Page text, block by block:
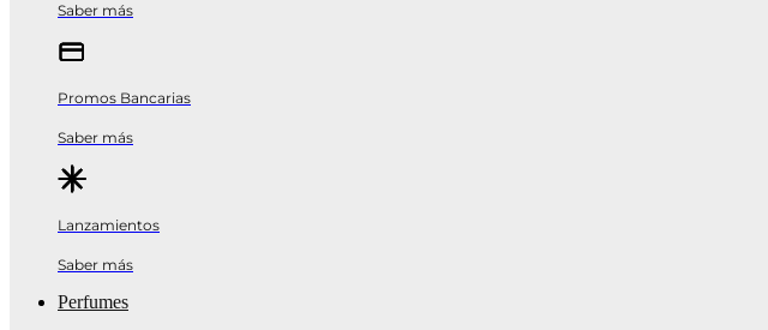
Saber más
Promos Bancarias
Saber más
Lanzamientos
Saber más
Perfumes